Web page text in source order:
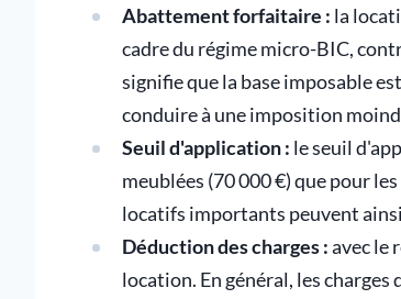
Abattement forfaitaire : la
cadre du régime micro-BIC,
signifie que la base imposable
conduire à une imposition
Seuil d'application : le seuil
meublées (70 000 €) que pour
locatifs importants peuvent
Déduction des charges :avec le
location. En général, les